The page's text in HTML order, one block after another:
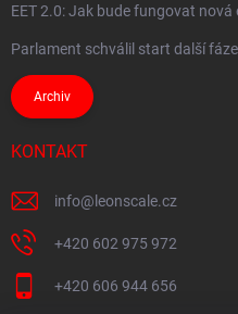
EET 2.0: Jak bude fungovat nová
Parlament schválil start další fáze
Archiv
KONTAKT
info@ leonscale.cz
+420 602 975 972
+420 606 944 656